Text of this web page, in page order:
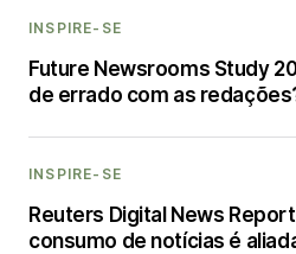
INSPIRE-SE
Future Newsrooms Study
de errado com as
INSPIRE-SE
Reuters Digital News
consumo de notícias é